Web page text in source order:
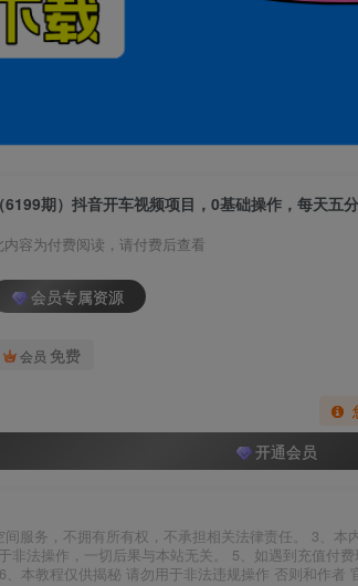
6199期）抖音开车视频项目，0基础操作，每天五
内容为付费阅读，请付费后查看
会员专属资源
会员 免费
开通会员
服务，不拥有所有权，不承担相关法律责任。 3、本
法操作，一切后果与本站无关。 5、如遇到充值付
本教程仅供揭秘 请勿用于非法违规操作 否则和作者